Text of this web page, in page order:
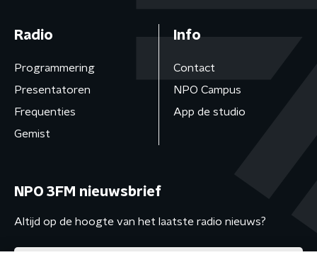
Radio
Programmering
Presentatoren
Frequenties
Gemist
Info
Contact
NPO Campus
App de studio
NPO 3FM nieuwsbrief
Altijd op de hoogte van het laatste radio nieuws?